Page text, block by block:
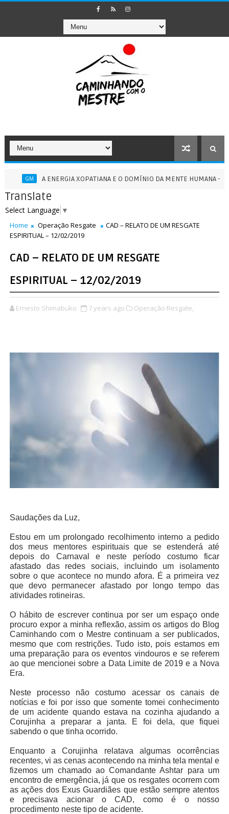
A ENERGIA XOPATIANA E O DOMÍNIO DA MENTE HUMANA - 13/07/2026
Translate
Select Language ▼
Home Operação Resgate
CAD – RELATO DE UM RESGATE
ESPIRITUAL – 12/02/2019
CAD – RELATO DE UM RESGATE
ESPIRITUAL – 12/02/2019
Ernesto Shimabuko 7 years ago Operação Resgate,
Saudações da Luz,
Estou em um prolongado recolhimento interno a pedido
dos meus mentores espirituais que se estenderá até
depois do Carnaval e neste período costumo ficar
afastado das redes sociais, incluindo um isolamento
sobre o que acontece no mundo afora. É a primeira vez
que devo permanecer afastado por longo tempo das
atividades rotineiras.
O hábito de escrever continua por ser um espaço onde
procuro expor a minha reflexão, assim os artigos do Blog
Caminhando com o Mestre continuam a ser publicados,
mesmo que com restrições. Tudo isto, pois estamos em
uma preparação para os eventos vindouros e se referem
ao que mencionei sobre a Data Limite de 2019 e a Nova
Era.
Neste processo não costumo acessar os canais de
notícias e foi por isso que somente tomei conhecimento
de um acidente quando estava na cozinha ajudando a
Corujinha a preparar a janta. E foi dela, que fiquei
sabendo o que tinha ocorrido.
Enquanto a Corujinha relatava algumas ocorrências
recentes, vi as cenas acontecendo na minha tela mental e
fizemos um chamado ao Comandante Ashtar para um
encontro de emergência, já que os resgates ocorrem com
as ações dos Exus Guardiães que estão sempre atentos
e precisava acionar o CAD, como é o nosso
procedimento neste tipo de acidente.